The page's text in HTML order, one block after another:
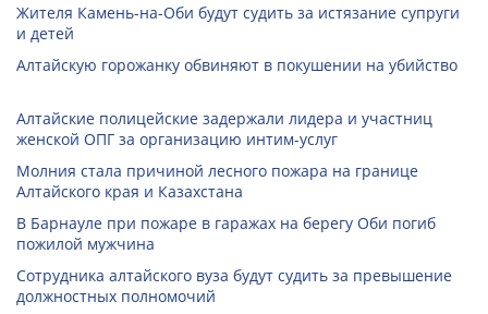
Жителя Камень-на-Оби будут судить за истязание супруги
и детей
Алтайскую горожанку обвиняют в покушении на убийство
Алтайские полицейские задержали лидера и участниц
женской ОПГ за организацию интим-услуг
Молния стала причиной лесного пожара на границе
Алтайского края и Казахстана
В Барнауле при пожаре в гаражах на берегу Оби погиб
пожилой мужчина
Сотрудника алтайского вуза будут судить за превышение
должностных полномочий